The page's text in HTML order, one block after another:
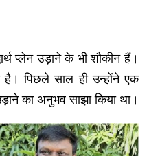
प्लेन उड़ाने के भी शौकीन हैं।
है। पिछले साल ही उन्होंने एक
का अनुभव साझा किया था।